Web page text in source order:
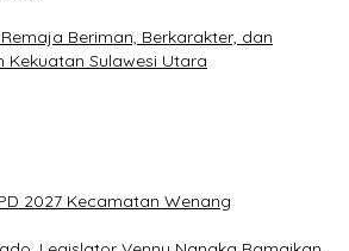
Remaja Beriman, Berkarakter, dan
Kekuatan Sulawesi Utara
2027 Kecamatan Wenang